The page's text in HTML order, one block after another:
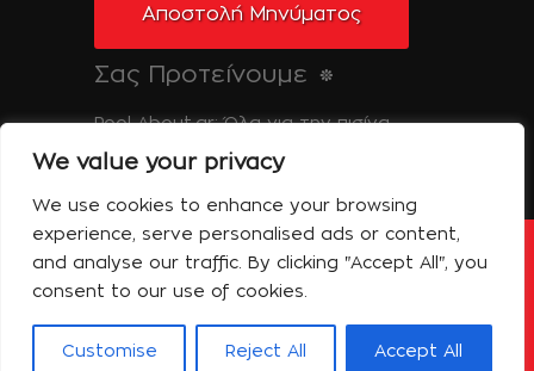
We value your privacy
We use cookies to enhance your browsing
experience, serve personalised ads or content,
and analyse our traffic. By clicking "Accept All", you
consent to our use of cookies.
Customise Reject All Accept All
Αποστολή Μηνύματος
Σας Προτείνουμε
Pool-About.gr: Όλα για την πισίνα
Tinos-About.gr: Ανακαλύψτε την Τήνο
Copyright © 2014 Spa About | All Rights
Reserved | Powered by Shell-iT
Η Εταιρεία – Spa About
Επικοινωνία
Όροι Χρήσης
Πολιτική Απορρήτου